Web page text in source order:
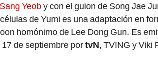
Yeoby con el guion de Song Jae
de Yumi es una adaptación en
homónimo de Lee Dong Gun. Es
de septiembre portvN, TVING y Viki